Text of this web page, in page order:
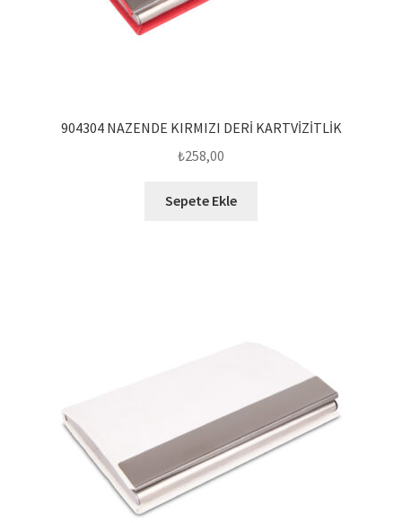
904304 NAZENDE KIRMIZI DERİ KARTVİZİTLİK
₺258,00
Sepete Ekle